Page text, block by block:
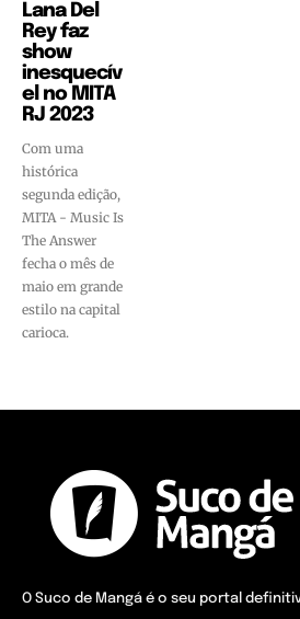
Lana Del
Rey faz
show
inesquecív
el no MITA
RJ 2023
Com uma
histórica
segunda edição,
MITA - Music Is
The Answer
fecha o mês de
maio em grande
estilo na capital
carioca.
O Suco de Mangá é o seu portal